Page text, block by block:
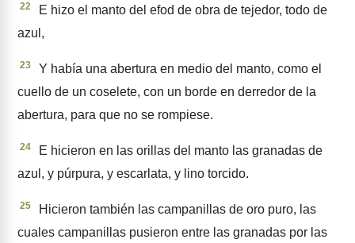
22
E hizo el manto del efod de obra de tejedor, todo de
azul,
23
Y había una abertura en medio del manto, como el
cuello de un coselete, con un borde en derredor de la
abertura, para que no se rompiese.
24
E hicieron en las orillas del manto las granadas de
azul, y púrpura, y escarlata, y lino torci­do.
25
Hicieron también las campa­nillas de oro puro, las
cuales campanillas pusieron entre las granadas por las